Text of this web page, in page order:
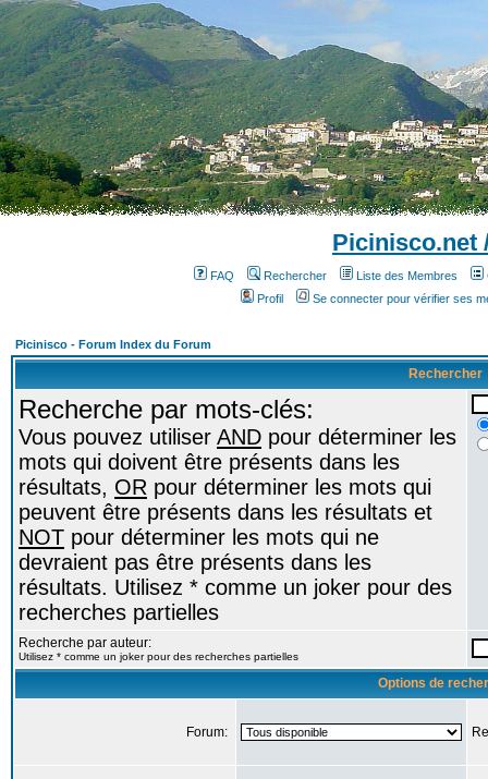
Picinisco.net
FAQ Rechercher Liste des Membres
Profil
Se connecter pour vérifier ses
Picinisco - Forum Index du Forum
Rechercher
Recherche par mots-clés:
Vous pouvez utiliser AND pour déterminer les
mots qui doivent être présents dans les
résultats, OR pour déterminer les mots qui
peuvent être présents dans les résultats et
NOT pour déterminer les mots qui ne
devraient pas être présents dans les
résultats. Utilisez * comme un joker pour des
recherches partielles
Recherche par auteur:
Utilisez * comme un joker pour des recherches partielles
Options de
Forum: